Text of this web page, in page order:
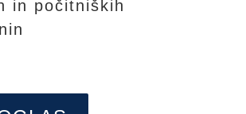
in počitniških